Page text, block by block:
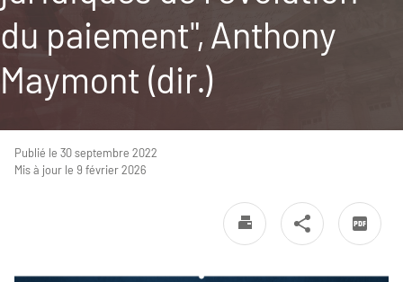
du paiement", Anthony
Maymont (dir.)
Publié le 30 septembre 2022
Mis à jour le 9 février 2026